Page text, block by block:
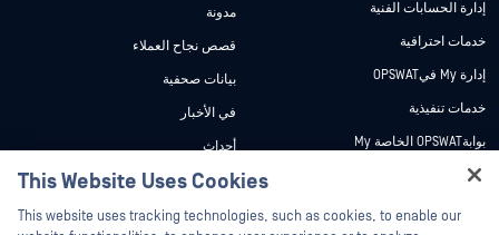
إدارة الحسابات الفنية
خدمات احترافية
إدارة My فيOPSWAT
خدمات تنفيذية
بوابةOPSWAT الخاصة My
وثائق تقنية
دورات تدريبية
مدونة
قصص نجاح العملاء
بيانات صحفية
في الأخبار
أحداث
ندوات عبر الإنترنت
أوراق البيانات
This Website Uses Cookies
This website uses tracking technologies, such as cookies, to enable our
Hey there!